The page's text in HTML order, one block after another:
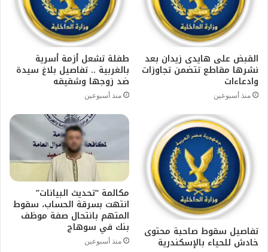
القبض على هايدى زيدان بعد
نشرها مقاطع تتضمن تجاوزات
وادعاءات
منذ أسبوعين
طفلة تشعل أزمة أسرية
بالغربية .. تفاصيل بلاغ سيدة
ضد زوجها وشقيقه
منذ أسبوعين
تفاصيل سقوط صاحبة محتوى
خادش للحياء بالإسكندرية
مكالمة “تحديث البيانات”
انتهت بسرقة الحساب، سقوط
المتهم بانتحال صفة موظف
بنك في سوهاج
منذ أسبوعين